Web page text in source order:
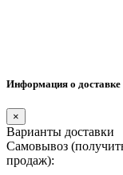
Информация о доставке
×
Варианты доставки
Самовывоз
продаж):